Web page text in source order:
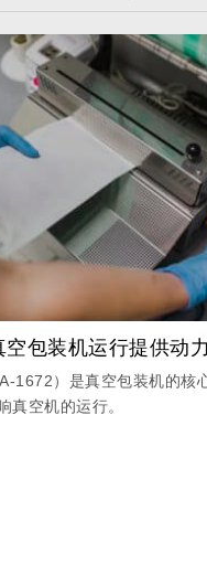
空包装机运行提供动力
1672）是真空包装机的核
真空机的运行。